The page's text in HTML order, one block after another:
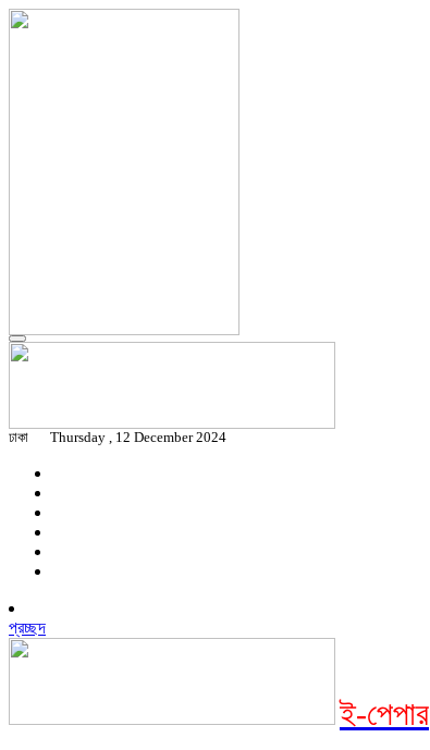
ঢাকা Thursday , 12 December 2024
প্রচ্ছদ
ই-পেপার